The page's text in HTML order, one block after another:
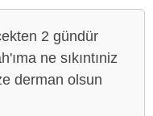
2 gündür
ne sıkıntıniz
derman olsun